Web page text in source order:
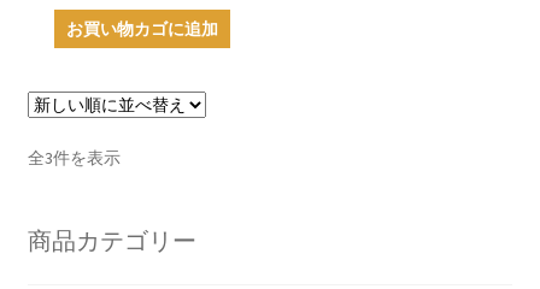
お買い物カゴに追加
全3件を表示新
順
商品カテゴリー